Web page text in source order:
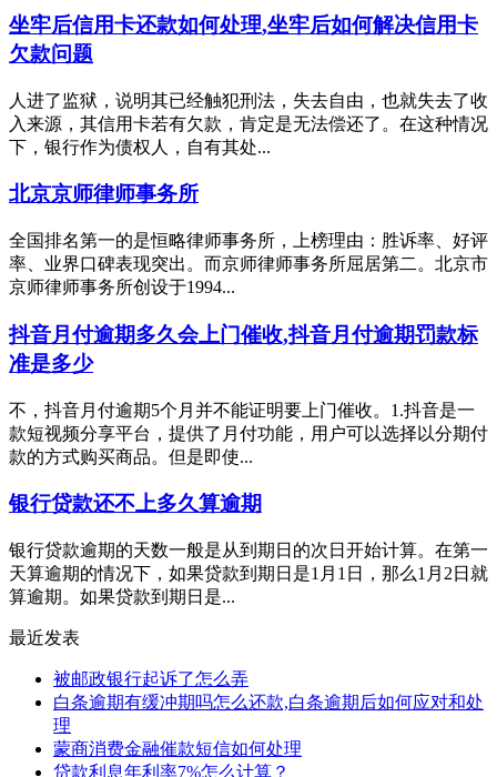
坐牢后信用卡还款如何处理,坐牢后如何解决信用卡
欠款问题
人进了监狱，说明其已经触犯刑法，失去自由，也就失去了收
入来源，其信用卡若有欠款，肯定是无法偿还了。在这种情况
下，银行作为债权人，自有其处...
北京京师律师事务所
全国排名第一的是恒略律师事务所，上榜理由：胜诉率、好评
率、业界口碑表现突出。而京师律师事务所屈居第二。北京市
京师律师事务所创设于1994...
抖音月付逾期多久会上门催收,抖音月付逾期罚款标
准是多少
不，抖音月付逾期5个月并不能证明要上门催收。1.抖音是一
款短视频分享平台，提供了月付功能，用户可以选择以分期付
款的方式购买商品。但是即使...
银行贷款还不上多久算逾期
银行贷款逾期的天数一般是从到期日的次日开始计算。在第一
天算逾期的情况下，如果贷款到期日是1月1日，那么1月2日就
算逾期。如果贷款到期日是...
最近发表
被邮政银行起诉了怎么弄
白条逾期有缓冲期吗怎么还款,白条逾期后如何应对和处
理
蒙商消费金融催款短信如何处理
贷款利息年利率7%怎么计算？